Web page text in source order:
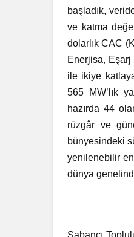
başladık,
ve katma
dolarlık CAC
Enerjisa, Eşarj
ile ikiye
565 MW’lık
hazırda 44
rüzgâr ve
bünyesindeki
yenilenebilir
dünya
Sabancı